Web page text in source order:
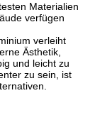
Materialien
verfügen
verleiht
Ästhetik,
und leicht zu
zu sein, ist